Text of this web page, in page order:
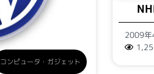
コンピュータ・ガジェット
2009年